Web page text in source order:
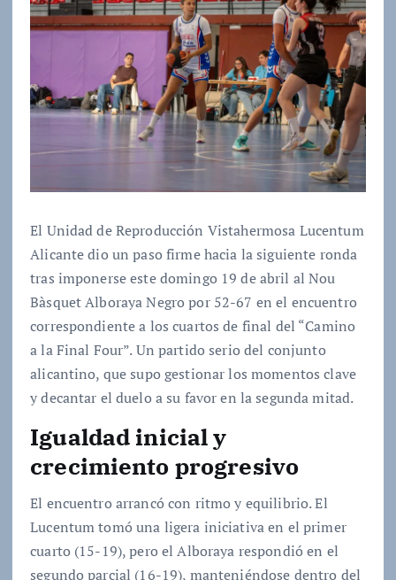
El Unidad de Reproducción Vistahermosa Lucentum
Alicante dio un paso firme hacia la siguiente ronda
tras imponerse este domingo 19 de abril al Nou
Bàsquet Alboraya Negro por 52-67 en el encuentro
correspondiente a los cuartos de final del “Camino
a la Final Four”. Un partido serio del conjunto
alicantino, que supo gestionar los momentos clave
y decantar el duelo a su favor en la segunda mitad.
Igualdad inicial y
crecimiento progresivo
El encuentro arrancó con ritmo y equilibrio. El
Lucentum tomó una ligera iniciativa en el primer
cuarto (15-19), pero el Alboraya respondió en el
segundo parcial (16-19), manteniéndose dentro del